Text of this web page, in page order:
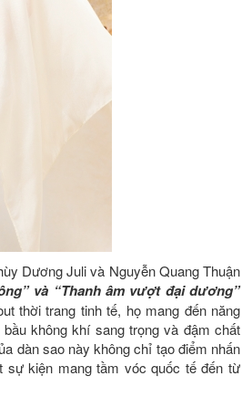
Dương Juli và Nguyễn Quang Thuận
và “Thanh âm vượt đại dương”
thời trang tinh tế, họ mang đến năng
không khí sang trọng và đậm chất
dàn sao này không chỉ tạo điểm nhấn
kiện mang tầm vóc quốc tế đến từ